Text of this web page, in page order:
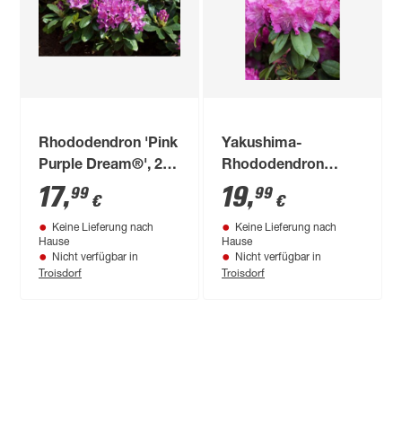
Rhododendron 'Pink
Purple Dream®', 23
cm Topf
17,99 €
Keine Lieferung nach
Hause
Nicht verfügbar in
Troisdorf
Yakushima-
Rhododendron
'Polaris', 21 cm Topf
19,99 €
Keine Lieferung nach
Hause
Nicht verfügbar in
Troisdorf